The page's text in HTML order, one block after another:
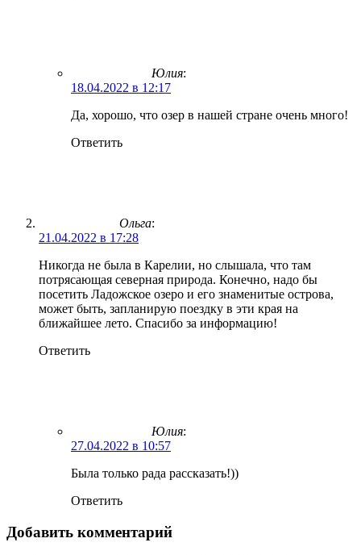
Юлия:
18.04.2022 в 12:17
Да, хорошо, что озер в нашей стране очень много!
Ответить
Ольга:
21.04.2022 в 17:28
Никогда не была в Карелии, но слышала, что там
потрясающая северная природа. Конечно, надо бы
посетить Ладожское озеро и его знаменитые острова,
может быть, запланирую поездку в эти края на
ближайшее лето. Спасибо за информацию!
Ответить
Юлия:
27.04.2022 в 10:57
Была только рада рассказать!))
Ответить
Добавить комментарий